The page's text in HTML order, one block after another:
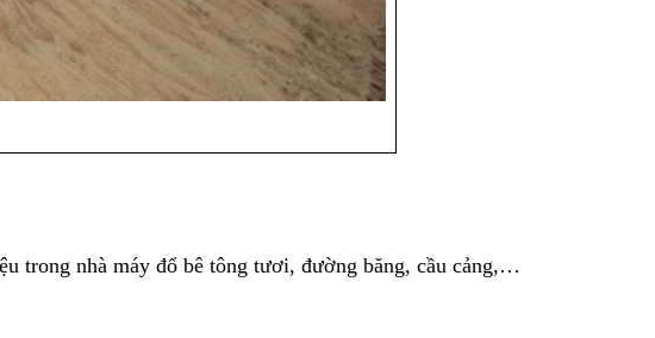
trong nhà máy đổ bê tông tươi, đường băng, cầu cảng,…